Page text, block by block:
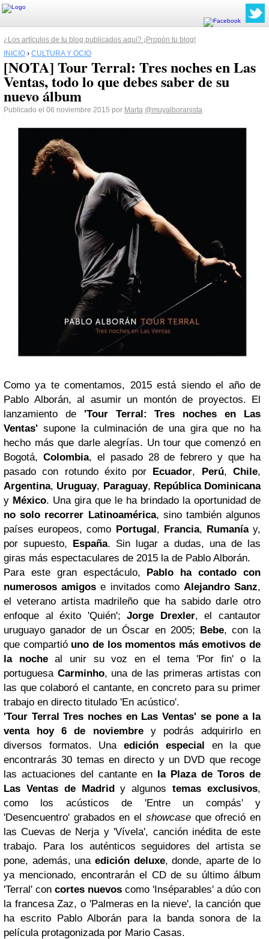
¿Los artículos de tu blog publicados aquí? ¡Propón tu blog!
INICIO › CULTURA Y OCIO
[NOTA] Tour Terral: Tres noches en Las
Ventas, todo lo que debes saber de su
nuevo álbum
Publicado el 06 noviembre 2015 por Marta @muyalboranista
Como ya te comentamos, 2015 está siendo el año de
Pablo Alborán, al asumir un montón de proyectos. El
lanzamiento de 'Tour Terral: Tres noches en Las
Ventas' supone la culminación de una gira que no ha
hecho más que darle alegrías. Un tour que comenzó en
Bogotá, Colombia, el pasado 28 de febrero y que ha
pasado con rotundo éxito por Ecuador, Perú,Chile,
Argentina, Uruguay, Paraguay, República Dominicana
y México. Una gira que le ha brindado la oportunidad de
no solo recorrer Latinoamérica, sino también algunos
países europeos, como Portugal, Francia, Rumaníay,
por supuesto, España. Sin lugar a dudas, una de las
giras más espectaculares de 2015 la de Pablo Alborán.
Para este gran espectáculo, Pablo ha contado con
numerosos amigos e invitados como Alejandro Sanz,
el veterano artista madrileño que ha sabido darle otro
enfoque al éxito 'Quién';Jorge Drexler, el cantautor
uruguayo ganador de un Óscar en 2005; Bebe, con la
que compartió uno de los momentos más emotivos de
la nocheal unir su voz en el tema 'Por fin' o la
portuguesa Carminho, una de las primeras artistas con
las que colaboró el cantante, en concreto para su primer
trabajo en directo titulado 'En acústico'.
'Tour Terral Tres noches en Las Ventas' se pone a la
venta hoy 6 de noviembrey podrás adquirirlo en
diversos formatos. Unaedición especial en la que
encontrarás 30 temas en directo y un DVD que recoge
las actuaciones del cantante en la Plaza de Toros de
Las Ventas de Madridy algunostemas exclusivos,
como los acústicos de 'Entre un compás' y
'Desencuentro' grabados en el showcaseque ofreció en
las Cuevas de Nerja y 'Vívela', canción inédita de este
trabajo. Para los auténticos seguidores del artista se
pone, además, una edición deluxe, donde, aparte de lo
ya mencionado, encontrarán el CD de su último álbum
'Terral' con cortes nuevos como 'Inséparables' a dúo con
la francesa Zaz, o 'Palmeras en la nieve', la canción que
ha escrito Pablo Alborán para la banda sonora de la
película protagonizada por Mario Casas.